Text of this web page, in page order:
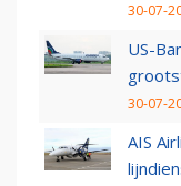
30-07-
US-
30-07-
AIS